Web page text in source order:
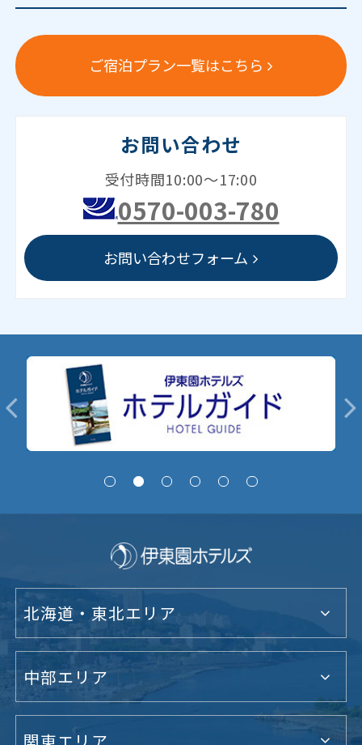
ご宿泊プラン一覧はこちら
お問い合わせ
受付時間10:00～17:00
0570-003-780
お問い合わせフォーム
北海道・東北エリア
中部エリア